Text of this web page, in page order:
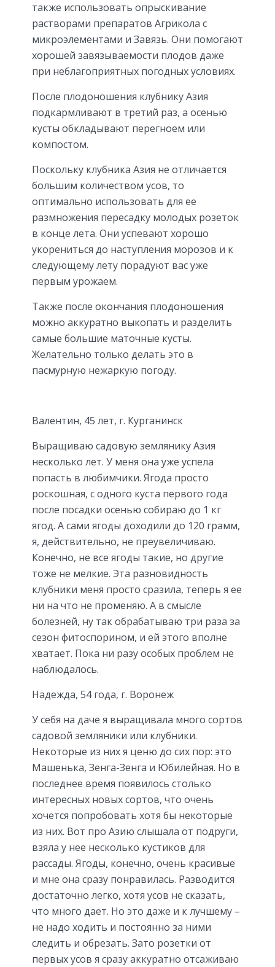
также использовать опрыскивание
растворами препаратов Агрикола с
микроэлементами и Завязь. Они помогают
хорошей завязываемости плодов даже
при неблагоприятных погодных условиях.
После плодоношения клубнику Азия
подкармливают в третий раз, а осенью
кусты обкладывают перегноем или
компостом.
Поскольку клубника Азия не отличается
большим количеством усов, то
оптимально использовать для ее
размножения пересадку молодых розеток
в конце лета. Они успевают хорошо
укорениться до наступления морозов и к
следующему лету порадуют вас уже
первым урожаем.
Также после окончания плодоношения
можно аккуратно выкопать и разделить
самые большие маточные кусты.
Желательно только делать это в
пасмурную нежаркую погоду.
Валентин, 45 лет, г. Курганинск
Выращиваю садовую землянику Азия
несколько лет. У меня она уже успела
попасть в любимчики. Ягода просто
роскошная, с одного куста первого года
после посадки осенью собираю до 1 кг
ягод. А сами ягоды доходили до 120 грамм,
я, действительно, не преувеличиваю.
Конечно, не все ягоды такие, но другие
тоже не мелкие. Эта разновидность
клубники меня просто сразила, теперь я ее
ни на что не променяю. А в смысле
болезней, ну так обрабатываю три раза за
сезон фитоспорином, и ей этого вполне
хватает. Пока ни разу особых проблем не
наблюдалось.
Надежда, 54 года, г. Воронеж
У себя на даче я выращивала много сортов
садовой земляники или клубники.
Некоторые из них я ценю до сих пор: это
Машенька, Зенга-Зенга и Юбилейная. Но в
последнее время появилось столько
интересных новых сортов, что очень
хочется попробовать хотя бы некоторые
из них. Вот про Азию слышала от подруги,
взяла у нее несколько кустиков для
рассады. Ягоды, конечно, очень красивые
и мне она сразу понравилась. Разводится
достаточно легко, хотя усов не сказать,
что много дает. Но это даже и к лучшему –
не надо ходить и постоянно за ними
следить и обрезать. Зато розетки от
первых усов я сразу аккуратно отсаживаю